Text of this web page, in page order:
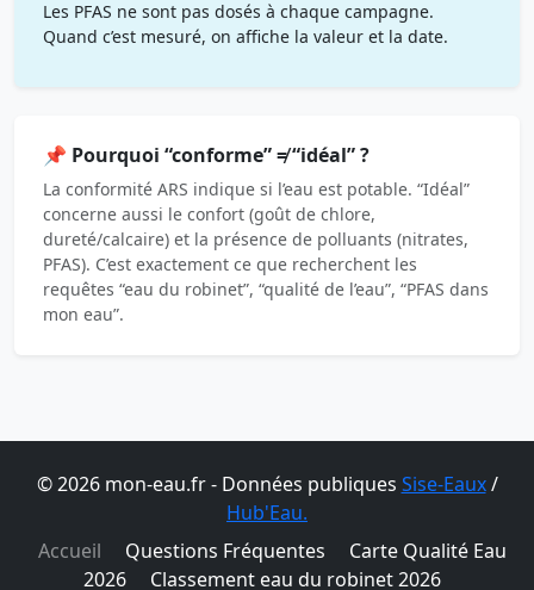
Les PFAS ne sont pas dosés à chaque campagne.
Quand c’est mesuré, on affiche la valeur et la date.
📌 Pourquoi “conforme” ≠ “idéal” ?
La conformité ARS indique si l’eau est potable. “Idéal”
concerne aussi le confort (goût de chlore,
dureté/calcaire) et la présence de polluants (nitrates,
PFAS). C’est exactement ce que recherchent les
requêtes “eau du robinet”, “qualité de l’eau”, “PFAS dans
mon eau”.
© 2026 mon-eau.fr - Données publiques Sise-Eaux/
Hub'Eau.
Accueil
Questions Fréquentes
Carte Qualité Eau
2026
Classement eau du robinet 2026